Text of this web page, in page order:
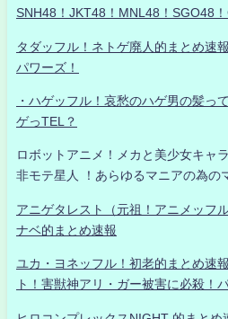
SNH48！JKT48！MNL48！SGO48
タダッフル！ネトゲ廃人的まとめ速
パワーズ！
・ハゲッフル！哀愁のハゲ男の髪っ
ゲっTEL？
ロボットアニメ！メカと美少女キャ
非モテ星人 ！あらゆるマニアの為の
アニゲタレスト（元祖！アニメッフ
ナベ的まとめ速報
ユカ・ヨネッフル！初老的まとめ速
ト！害獣神アリ・ガー被害に必殺！